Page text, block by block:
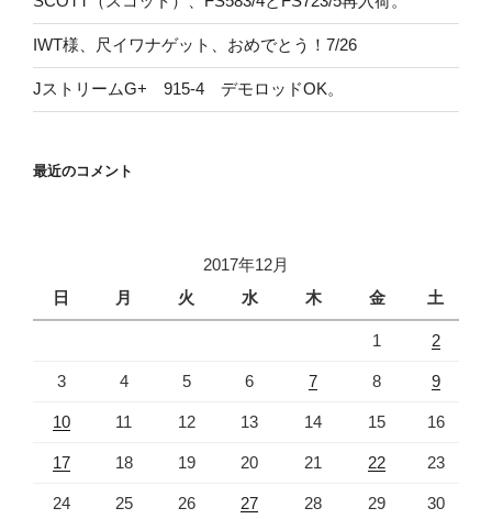
IWT様、尺イワナゲット、おめでとう！7/26
JストリームG+ 915-4 デモロッドOK。
最近のコメント
2017年12月
日
月 火 水 木 金 土
1 2
3 4 5 6 7 8 9
10 11 12 13 14 15 16
17 18 19 20 21 22 23
24 25 26 27 28 29 30